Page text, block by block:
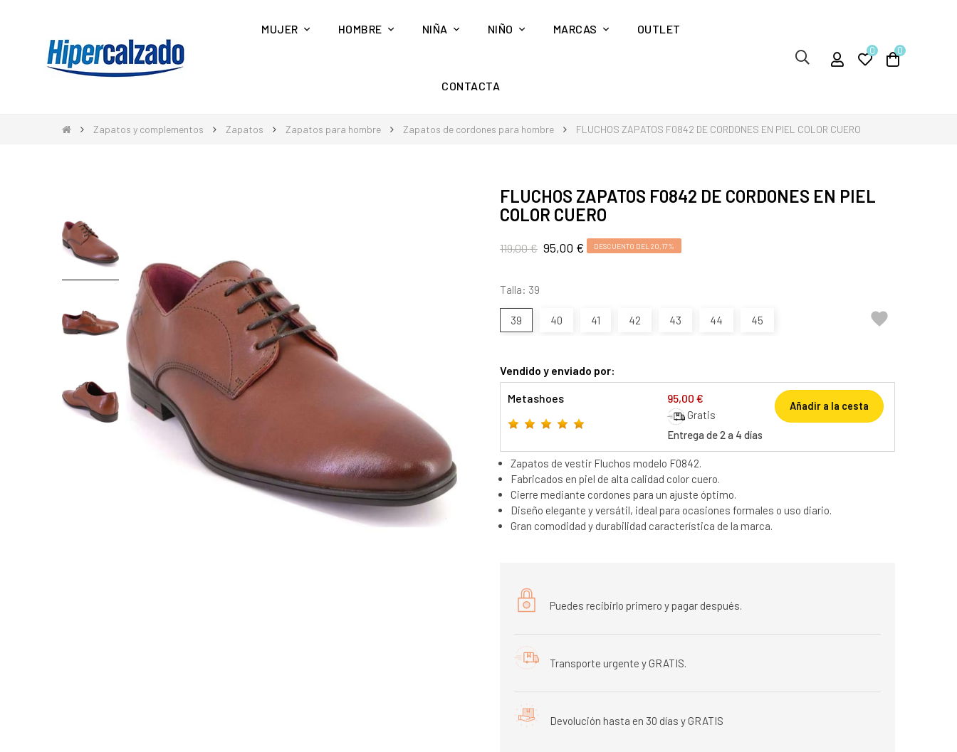
MUJER HOMBRE NIÑA NIÑO MARCAS OUTLET
CONTACTA
0 0
Zapatos y complementos Zapatos Zapatos para hombre Zapatos de cordones para hombre FLUCHOS ZAPATOS F0842 DE CORDONES EN PIEL COLOR CUERO
FLUCHOS ZAPATOS F0842 DE CORDONES EN PIEL
COLOR CUERO
119,00 € 95,00 € DESCUENTO DEL 20,17%
Talla: 39
39 40 41 42 43 44 45 
Vendido y enviado por:
Metashoes 95,00 €
Gratis
Entrega de 2 a 4 días
Añadir a la cesta
Zapatos de vestir Fluchos modelo F0842.
Fabricados en piel de alta calidad color cuero.
Cierre mediante cordones para un ajuste óptimo.
Diseño elegante y versátil, ideal para ocasiones formales o uso diario.
Gran comodidad y durabilidad característica de la marca.
Puedes recibirlo primero y pagar después.
Transporte urgente y GRATIS.
Devolución hasta en 30 días y GRATIS